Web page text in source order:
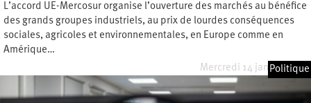
L’accord UE-Mercosur organise l’ouverture des marchés au bénéfice
des grands groupes industriels, au prix de lourdes conséquences
sociales, agricoles et environnementales, en Europe comme en
Amérique…
Mercredi 14 janvier 2026
Politique